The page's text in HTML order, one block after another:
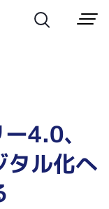
4.0、
タル化へ